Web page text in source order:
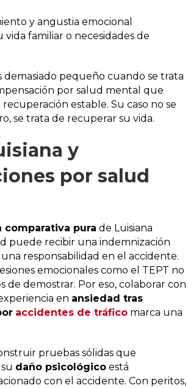
y angustia emocional
vida familiar o necesidades de
pequeño cuando se trata
por salud mental que
estable. Su caso no se
se trata de recuperar su vida.
y
por salud
comparativa pura de Luisiana
puede recibir una indemnización
responsabilidad en el accidente.
emocionales como el TEPT no
de demostrar. Por eso, colaborar con
en ansiedad tras
accidentes de tráfico marca una
pruebas sólidas que
daño psicológico está
con el accidente. Con peritos,